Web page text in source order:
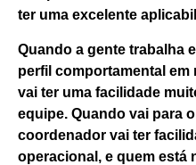
ter uma excelente
Quando a gente trabalha
perfil comportamental
vai ter uma facilidade
equipe. Quando vai para
coordenador vai ter
operacional, e quem está